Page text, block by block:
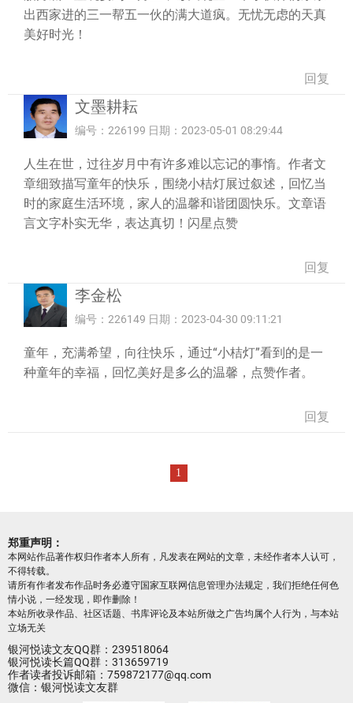
出西家进的三一帮五一伙的满大道疯。无忧无虑的天真
美好时光！
回复
文墨耕耘
编号：226199 日期：2023-05-01 08:29:44
人生在世，过往岁月中有许多难以忘记的事惰。作者文
章细致描写童年的快乐，围绕小桔灯展过叙述，回忆当
时的家庭生活环境，家人的温馨和谐团圆快乐。文章语
言文字朴实无华，表达真切！闪星点赞
回复
李金松
编号：226149 日期：2023-04-30 09:11:21
童年，充满希望，向往快乐，通过“小桔灯”看到的是一
种童年的幸福，回忆美好是多么的温馨，点赞作者。
回复
1
郑重声明：
本网站作品著作权归作者本人所有，凡发表在网站的文章，未经作者本人认可，
不得转载。
请所有作者发布作品时务必遵守国家互联网信息管理办法规定，我们拒绝任何色
情小说，一经发现，即作删除！
本站所收录作品、社区话题、书库评论及本站所做之广告均属个人行为，与本站
立场无关
银河悦读文友QQ群：239518064
银河悦读长篇QQ群：313659719
作者读者投诉邮箱：759872177@qq.com
微信：银河悦读文友群